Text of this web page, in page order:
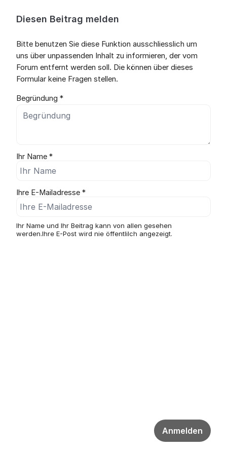
Diesen Beitrag melden
Bitte benutzen Sie diese Funktion ausschliesslich um
uns über unpassenden Inhalt zu informieren, der vom
Forum entfernt werden soll. Die können über dieses
Formular keine Fragen stellen.
Begründung *
Ihr Name *
Ihre E-Mailadresse *
Ihr Name und Ihr Beitrag kann von allen gesehen
werden.Ihre E-Post wird nie öffentlilch angezeigt.
Anmelden